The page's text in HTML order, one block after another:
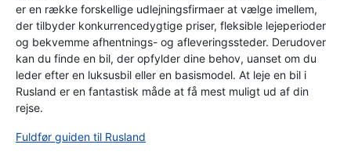
er en række forskellige udlejningsfirmaer at vælge imellem,
der tilbyder konkurrencedygtige priser, fleksible lejeperioder
og bekvemme afhentnings- og afleveringssteder. Derudover
kan du finde en bil, der opfylder dine behov, uanset om du
leder efter en luksusbil eller en basismodel. At leje en bil i
Rusland er en fantastisk måde at få mest muligt ud af din
rejse.
Fuldfør guiden til Rusland